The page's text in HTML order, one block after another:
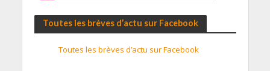
Toutes les brèves d’actu sur Facebook
Toutes les brèves d’actu sur Facebook